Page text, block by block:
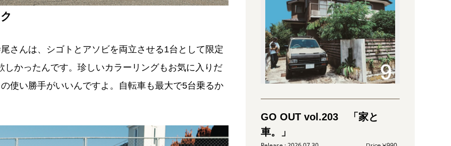
さんは、シゴトとアソビを両立させる1台として限定
かったんです。珍しいカラーリングもお気に入りだ
使い勝手がいいんですよ。自転車も最大で5台乗るか
GO OUT vol.203 「家と
車。」